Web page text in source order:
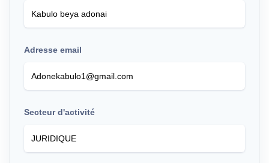
Adresse email
Secteur d'activité